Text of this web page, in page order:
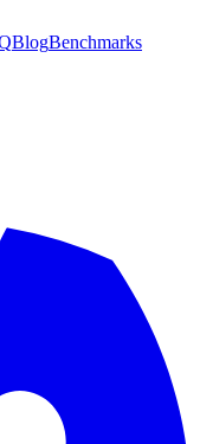
BlogBenchmarks